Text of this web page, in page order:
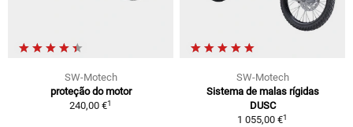
SW-Motech
proteção do motor
240,00 €1
SW-Motech
Sistema de malas rígidas
DUSC
1 055,00 €1